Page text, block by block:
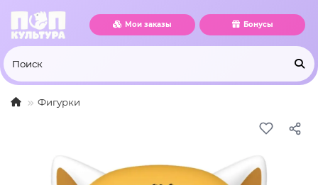
Мои заказы Бонусы
Фигурки